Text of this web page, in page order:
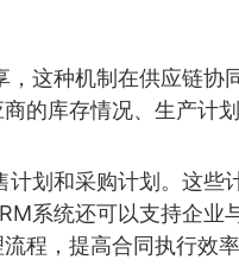
这种机制在供应链协
的库存情况、生产计
计划和采购计划。这些
系统还可以支持企业
程，提高合同执行效率